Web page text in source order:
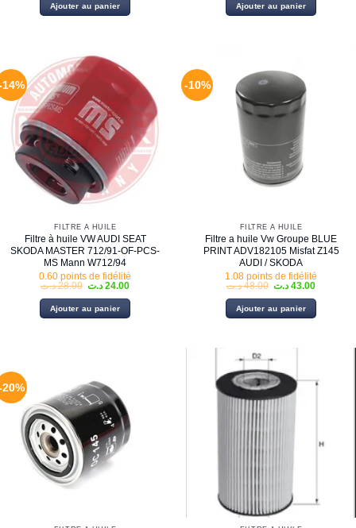
était :
est :
Ajouter au panier
était :
est :
Ajouter au panier
FILTRE À HUILE
Filtre à huile VW AUDI SEAT
SKODA MASTER 712/91-OF-PCS-
MS Mann W712/94
0.60 points de fidélité
28.00 د.ت
Le
initial
était :
24.00 د.ت
Le
actuel
est :
Ajouter au panier
-10%
FILTRE À HUILE
Filtre a huile Vw Groupe BLUE
PRINT ADV182105 Misfat Z145
AUDI / SKODA
1.08 points de fidélité
48.00 د.ت
Le
initial
était :
43.00 د.ت
Le
actuel
est :
Ajouter au panier